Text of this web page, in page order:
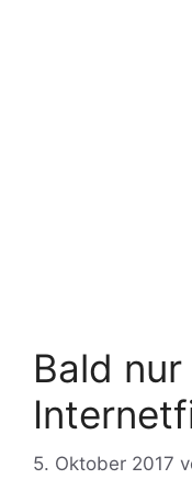
Bald
5. Oktober 2017